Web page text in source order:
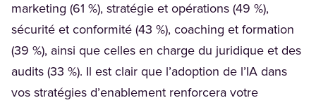
marketing (61 %), stratégie et opérations (49 %),
sécurité et conformité (43 %), coaching et formation
(39 %), ainsi que celles en charge du juridique et des
audits (33 %). Il est clair que l’adoption de l’IA dans
vos stratégies d’enablement renforcera votre